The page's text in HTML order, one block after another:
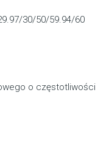
30/50/59.94/60
o częstotliwości